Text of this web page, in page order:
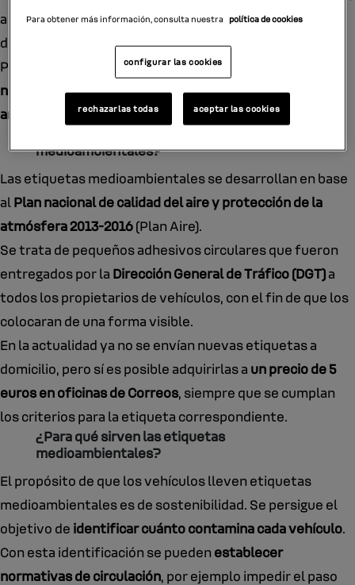
a pesar de haber pasado ya un tiempo, hay aún mucho
desconocimiento sobre ellas.
Por eso en este artículo te contamos
necesitas saber sobre las etiquetas de eficiencia
ambiental
y su clasificación.
medioambientales?
Las etiquetas medioambientales se desarrollan en base
alPlan nacional de calidad del aire y protección de la
atmósfera 2013-2016(Plan Aire).
Se trata de pequeños adhesivos circulares que fueron
entregados por la Dirección General de Tráfico (DGT)a
todos los propietarios de vehículos, con el fin de que los
colocaran de una forma visible.
En la actualidad ya no se envían nuevas etiquetas a
domicilio, pero sí es posible adquirirlas a un precio de 5
euros en oficinas de Correos, siempre que se cumplan
los criterios para la etiqueta correspondiente.
¿Para qué sirven las etiquetas
medioambientales?
El propósito de que los vehículos lleven etiquetas
medioambientales es de sostenibilidad. Se persigue el
objetivo de identificar cuánto contamina cada vehículo.
Con esta identificación se pueden establecer
normativas de circulación, por ejemplo impedir el paso
Para obtener más información, consulta nuestra política de cookies
configurar las cookies
rechazarlas todas aceptar las cookies